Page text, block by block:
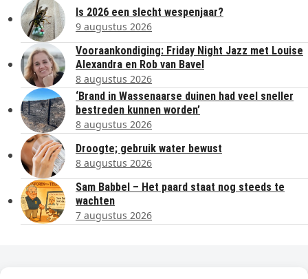
Is 2026 een slecht wespenjaar?
9 augustus 2026
Vooraankondiging: Friday Night Jazz met Louise
Alexandra en Rob van Bavel
8 augustus 2026
‘Brand in Wassenaarse duinen had veel sneller
bestreden kunnen worden’
8 augustus 2026
Droogte; gebruik water bewust
8 augustus 2026
Sam Babbel – Het paard staat nog steeds te
wachten
7 augustus 2026